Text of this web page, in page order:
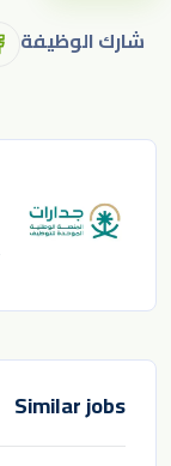
شارك الوظيفة
Similar jobs